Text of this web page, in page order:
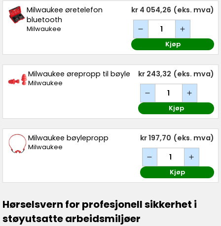
Milwaukee øretelefon
bluetooth
Milwaukee
kr 4 054,26 (eks. mva)
Kjøp
Milwaukee ørepropp til bøyle
Milwaukee
kr 243,32 (eks. mva)
Kjøp
Milwaukee bøylepropp
Milwaukee
kr 197,70 (eks. mva)
Kjøp
Hørselsvern for profesjonell sikkerhet i
støyutsatte arbeidsmiljøer